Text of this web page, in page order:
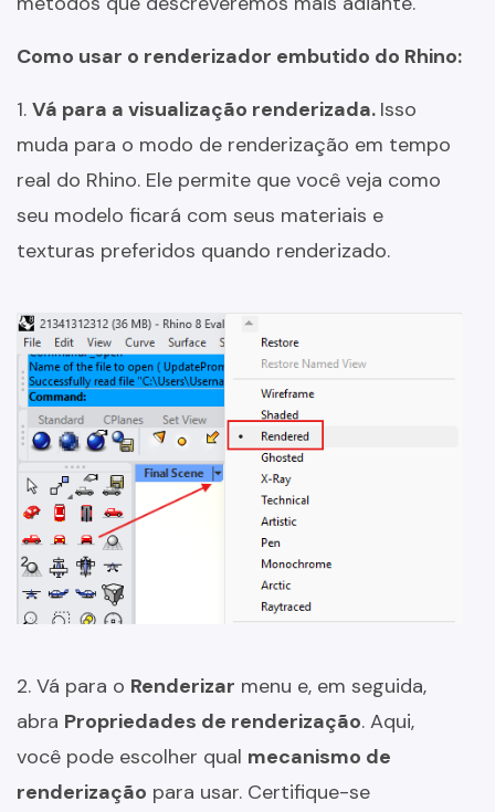
Como usar o renderizador embutido do Rhino:
1. Vá para a visualização renderizada. Isso
muda para o modo de renderização em tempo
real do Rhino. Ele permite que você veja como
seu modelo ficará com seus materiais e
texturas preferidos quando renderizado.
2. Vá para o Renderizar menu e, em seguida,
abra Propriedades de renderização. Aqui,
você pode escolher qual mecanismo de
renderização para usar. Certifique-se